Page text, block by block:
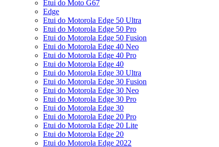
Etui do Moto G67
Edge
Etui do Motorola Edge 50 Ultra
Etui do Motorola Edge 50 Pro
Etui do Motorola Edge 50 Fusion
Etui do Motorola Edge 40 Neo
Etui do Motorola Edge 40 Pro
Etui do Motorola Edge 40
Etui do Motorola Edge 30 Ultra
Etui do Motorola Edge 30 Fusion
Etui do Motorola Edge 30 Neo
Etui do Motorola Edge 30 Pro
Etui do Motorola Edge 30
Etui do Motorola Edge 20 Pro
Etui do Motorola Edge 20 Lite
Etui do Motorola Edge 20
Etui do Motorola Edge 2022